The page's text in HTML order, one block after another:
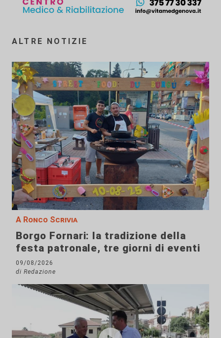
ALTRE NOTIZIE
A Ronco Scrivia
Borgo Fornari: la tradizione della
festa patronale, tre giorni di eventi
09/08/2026
di Redazione